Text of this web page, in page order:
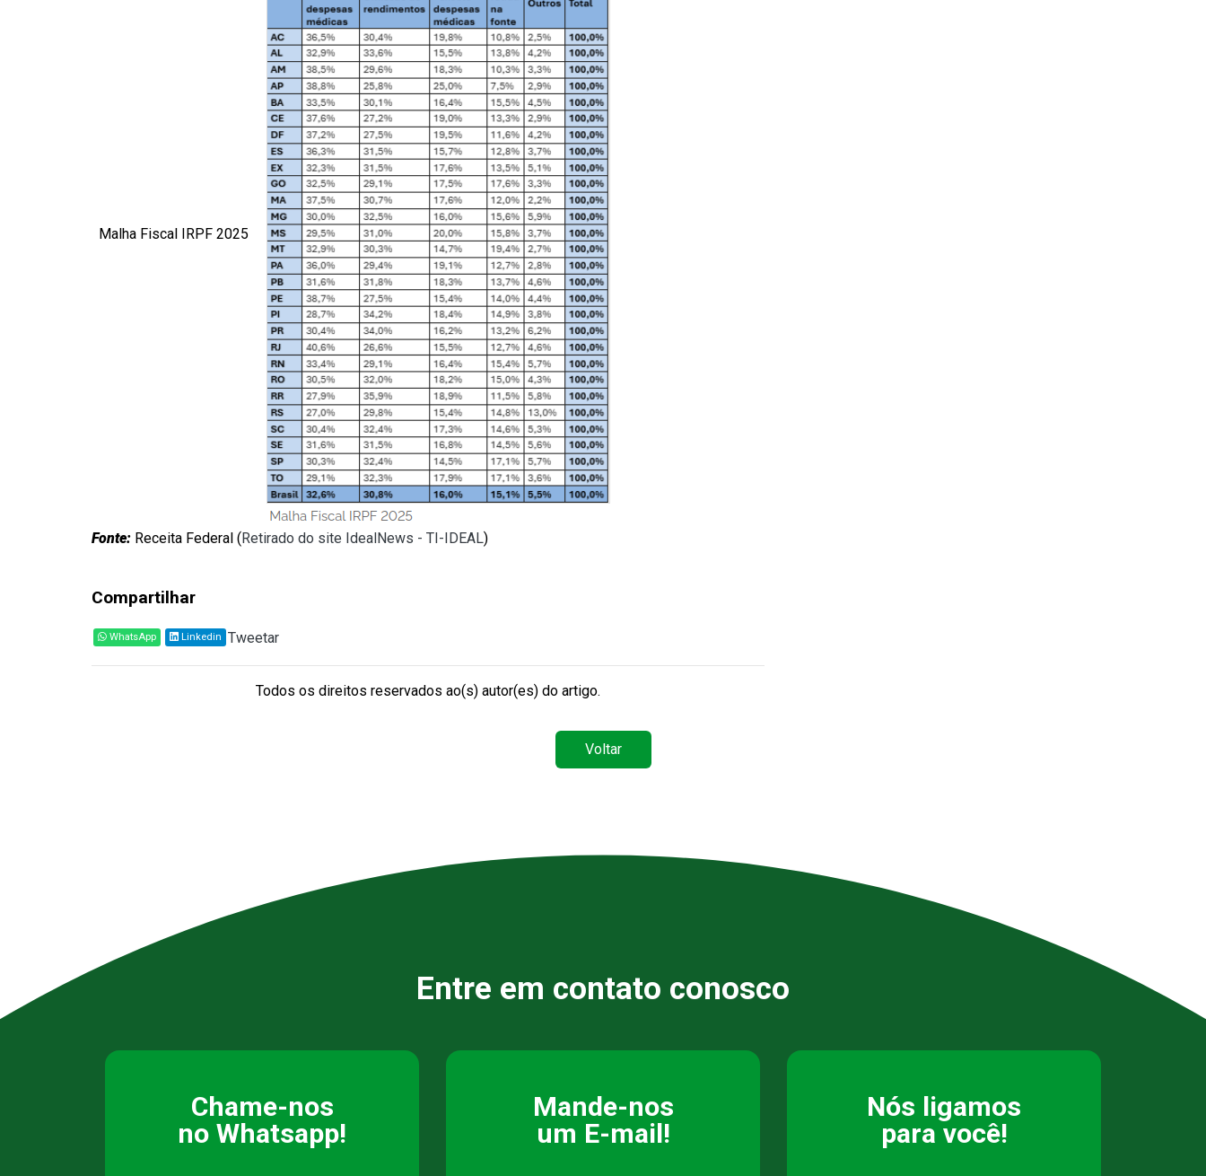
Malha Fiscal IRPF 2025
Fonte: Receita Federal ( Retirado do site IdealNews - TI-IDEAL)
Compartilhar
WhatsApp Linkedin Tweetar
Todos os direitos reservados ao(s) autor(es) do artigo.
Voltar
Entre em contato conosco
Chame-nos
no Whatsapp!
Mande-nos
um E-mail!
Nós ligamos
para você!